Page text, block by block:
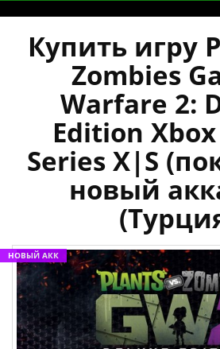
Купить игру
Zombies
Warfare 2:
Edition
Series X|S
новый
НОВЫЙ АКК